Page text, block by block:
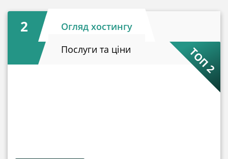
ТОП 2
2
Огляд хостингу
Послуги та ціни